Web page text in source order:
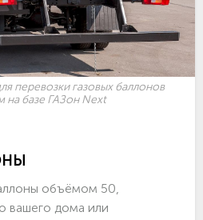
перевозки газовых баллонов
на базе ГАЗон Next
объёмом 50,
вашего дома или